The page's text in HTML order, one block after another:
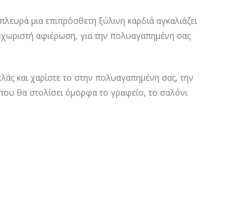
μια επιπρόσθετη ξύλινη καρδιά αγκαλιάζει
αφιέρωση, για την πολυαγαπημένη σας
και χαρίστε το στην πολυαγαπημένη σας, την
θα στολίσει όμορφα το γραφείο, το σαλόνι